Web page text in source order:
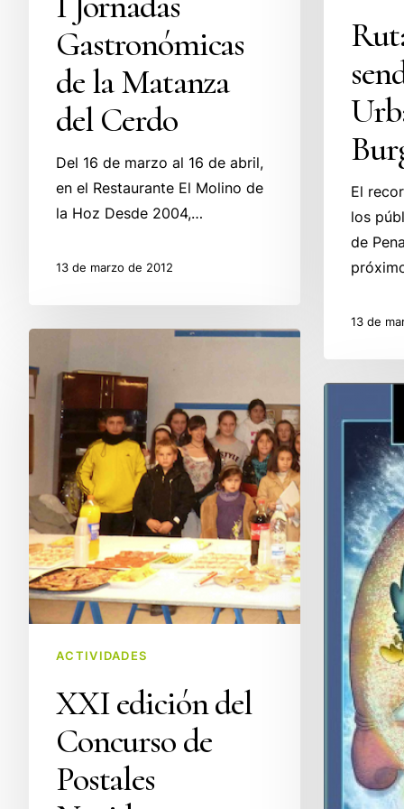
Gastronómicas
de la Matanza
del Cerdo
Del 16 de marzo al 16 de abril,
en el Restaurante El Molino de
la Hoz Desde 2004,…
13 de marzo de 2012
El
los
de
13 de
edición
del
Concurso
Postales
Navideñas
en
Penagos
ACTIVIDADES
XXI edición del
Concurso de
Postales
del
Lossar
escuelas
Sobarzo